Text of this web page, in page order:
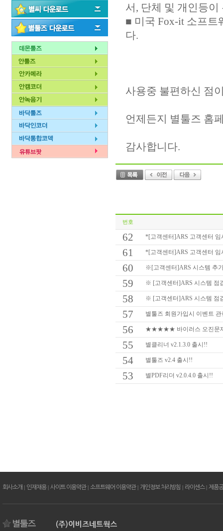
서, 단체 및 개인등
■ 미국 Fox-it 소프트
다.
사용중 불편하신 점
언제든지 별툴즈 홈
감사합니다.
번호
62 *[고객센터]ARS 고객센터 임
61 *[고객센터]ARS 고객센터 임
60 ※[고객센터]ARS 시스템 추
59 ※ [고객센터]ARS 시스템 점
58 ※ [고객센터]ARS 시스템 점
57 별툴즈 회원가입시 이벤트
56 ★★★★★ 바이러스 오진문
55 별클리너 v2.1.3.0 출시!!
54 별툴즈 v2.4 출시!!
53 별PDF리더 v2.0.4.0 출시!!
회사소개 | 인재채용| 사이트 이용약관| 소프트웨어 이용약관| 개인정보 처리방침 | 라이센스| 제품
(주)이비즈네트웍스